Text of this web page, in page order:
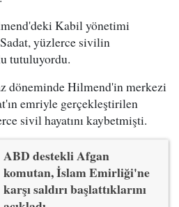
Kabil yönetimi
yüzlerce sivilin
tutuluyordu.
döneminde Hilmend'in merkezi
emriyle gerçekleştirilen
sivil hayatını kaybetmişti.
ABD destekli Afgan
komutan, İslam Emirliği'ne
karşı saldırı başlattıklarını